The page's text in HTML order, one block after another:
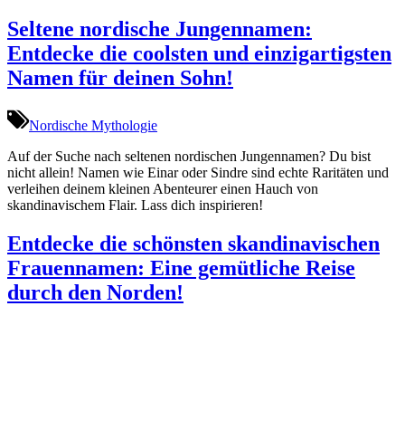
Seltene nordische Jungennamen:
Entdecke die coolsten und einzigartigsten
Namen für deinen Sohn!
Nordische Mythologie
Auf der Suche nach seltenen nordischen Jungennamen? Du bist
nicht allein! Namen wie Einar oder Sindre sind echte Raritäten und
verleihen deinem kleinen Abenteurer einen Hauch von
skandinavischem Flair. Lass dich inspirieren!
Entdecke die schönsten skandinavischen
Frauennamen: Eine gemütliche Reise
durch den Norden!